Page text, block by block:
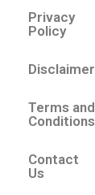
Privacy
Policy
Disclaimer
Terms and
Conditions
Contact
Us